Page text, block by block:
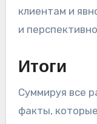
клиентам и
и
Итоги
Суммируя все
факты,